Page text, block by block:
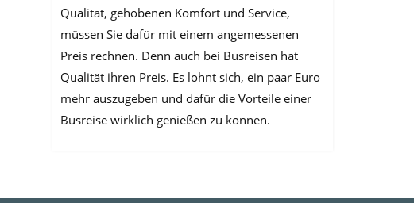
Qualität, gehobenen Komfort und Service,
müssen Sie dafür mit einem angemessenen
Preis rechnen. Denn auch bei Busreisen hat
Qualität ihren Preis. Es lohnt sich, ein paar Euro
mehr auszugeben und dafür die Vorteile einer
Busreise wirklich genießen zu können.